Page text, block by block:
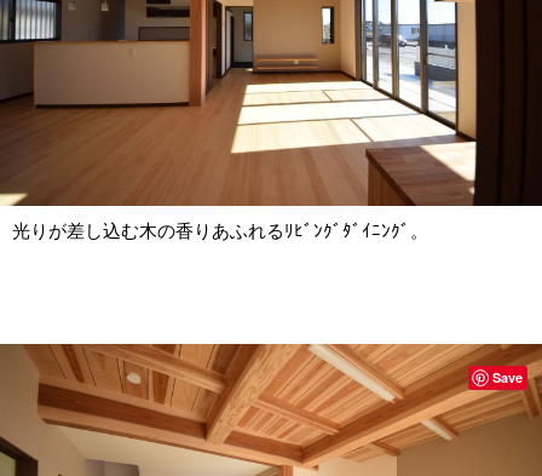
光りが差し込む木の香りあふれるﾘﾋﾞﾝｸﾞﾀﾞｲﾆﾝｸﾞ。
Save